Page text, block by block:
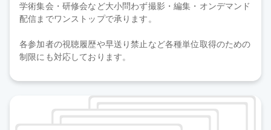
学術集会・研修会など大小問わず撮影・編集・オンデマンド
配信までワンストップで承ります。
各参加者の視聴履歴や早送り禁止など各種単位取得のための
制限にも対応しております。